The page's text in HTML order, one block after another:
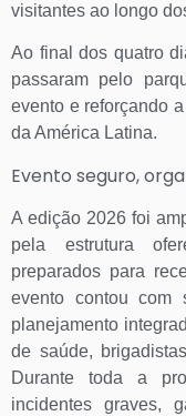
visitantes ao longo
Ao final dos quatro
passaram pelo
evento e reforçando
da América Latina.
Evento seguro,
A edição 2026 foi
pela estrutura
preparados para
evento contou com
planejamento
de saúde,
Durante toda a
incidentes graves,